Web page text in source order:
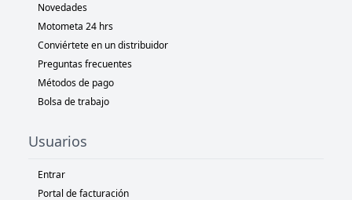
Novedades
Motometa 24 hrs
Conviértete en un distribuidor
Preguntas frecuentes
Métodos de pago
Bolsa de trabajo
Usuarios
Entrar
Portal de facturación